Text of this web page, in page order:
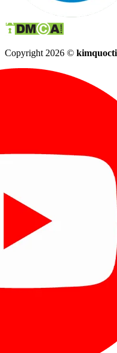
Copyright 2026 ©